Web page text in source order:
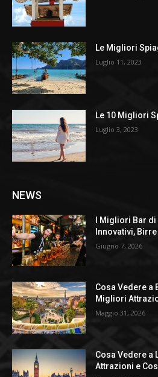
Le Migliori
Luglio 11, 2023
Le 10 Migliori
Luglio 3, 2023
NEWS
I Migliori Bar
Innovativi,
Giugno 7, 2026
Cosa Vedere a
Migliori
Maggio 31, 2026
Cosa Vedere a
Attrazioni e